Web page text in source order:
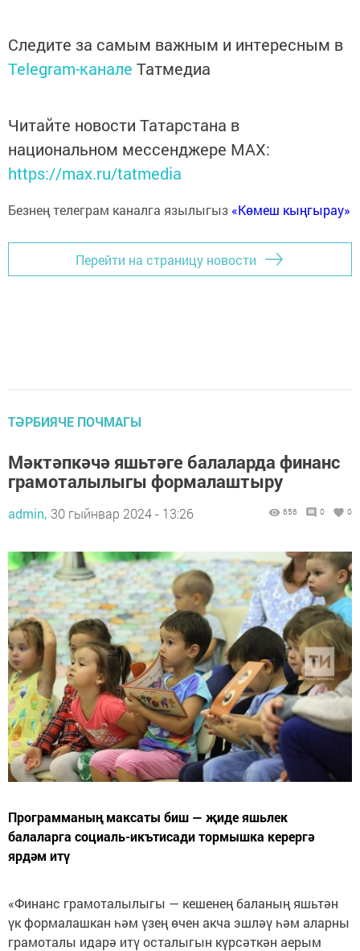
Следите за самым важным и интересным в
Telegram-канале Татмедиа
Читайте новости Татарстана в
национальном мессенджере MАХ:
https://max.ru/tatmedia
Безнең телеграм каналга язылыгыз «Көмеш кыңгырау»
Перейти на страницу новости
ТӘРБИЯЧЕ ПОЧМАГЫ
Мәктәпкәчә яшьтәге балаларда финанс
грамоталылыгы формалаштыру
admin, 30 гыйнвар 2024 - 13:26 656 0 0
Программаның максаты биш — җиде яшьлек
балаларга социаль-икътисади тормышка керергә
ярдәм итү
«Финанс грамоталылыгы — кешенең баланың яшьтән
үк формалашкан һәм үзең өчен акча эшләү һәм аларны
грамоталы идарә итү осталыгын күрсәткән аерым